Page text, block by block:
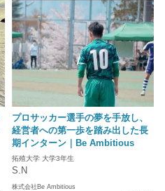
プロサッカー選手の夢を手放し、
経営者への第一歩を踏み出した長
期インターン｜Be Ambitious
拓殖大学 大学3年生
S.N
株式会社Be Ambitious